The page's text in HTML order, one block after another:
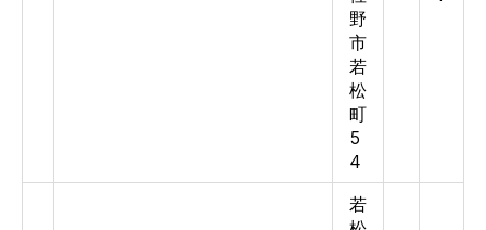
野
市
若
松
町
5
4
若